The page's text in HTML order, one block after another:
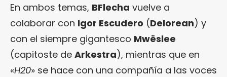
En ambos temas, BFlecha vuelve a
colaborar con Igor Escudero (Delorean) y
con el siempre gigantesco Mwëslee
(capitoste de Arkestra), mientras que en
«H20» se hace con una compañía a las voces